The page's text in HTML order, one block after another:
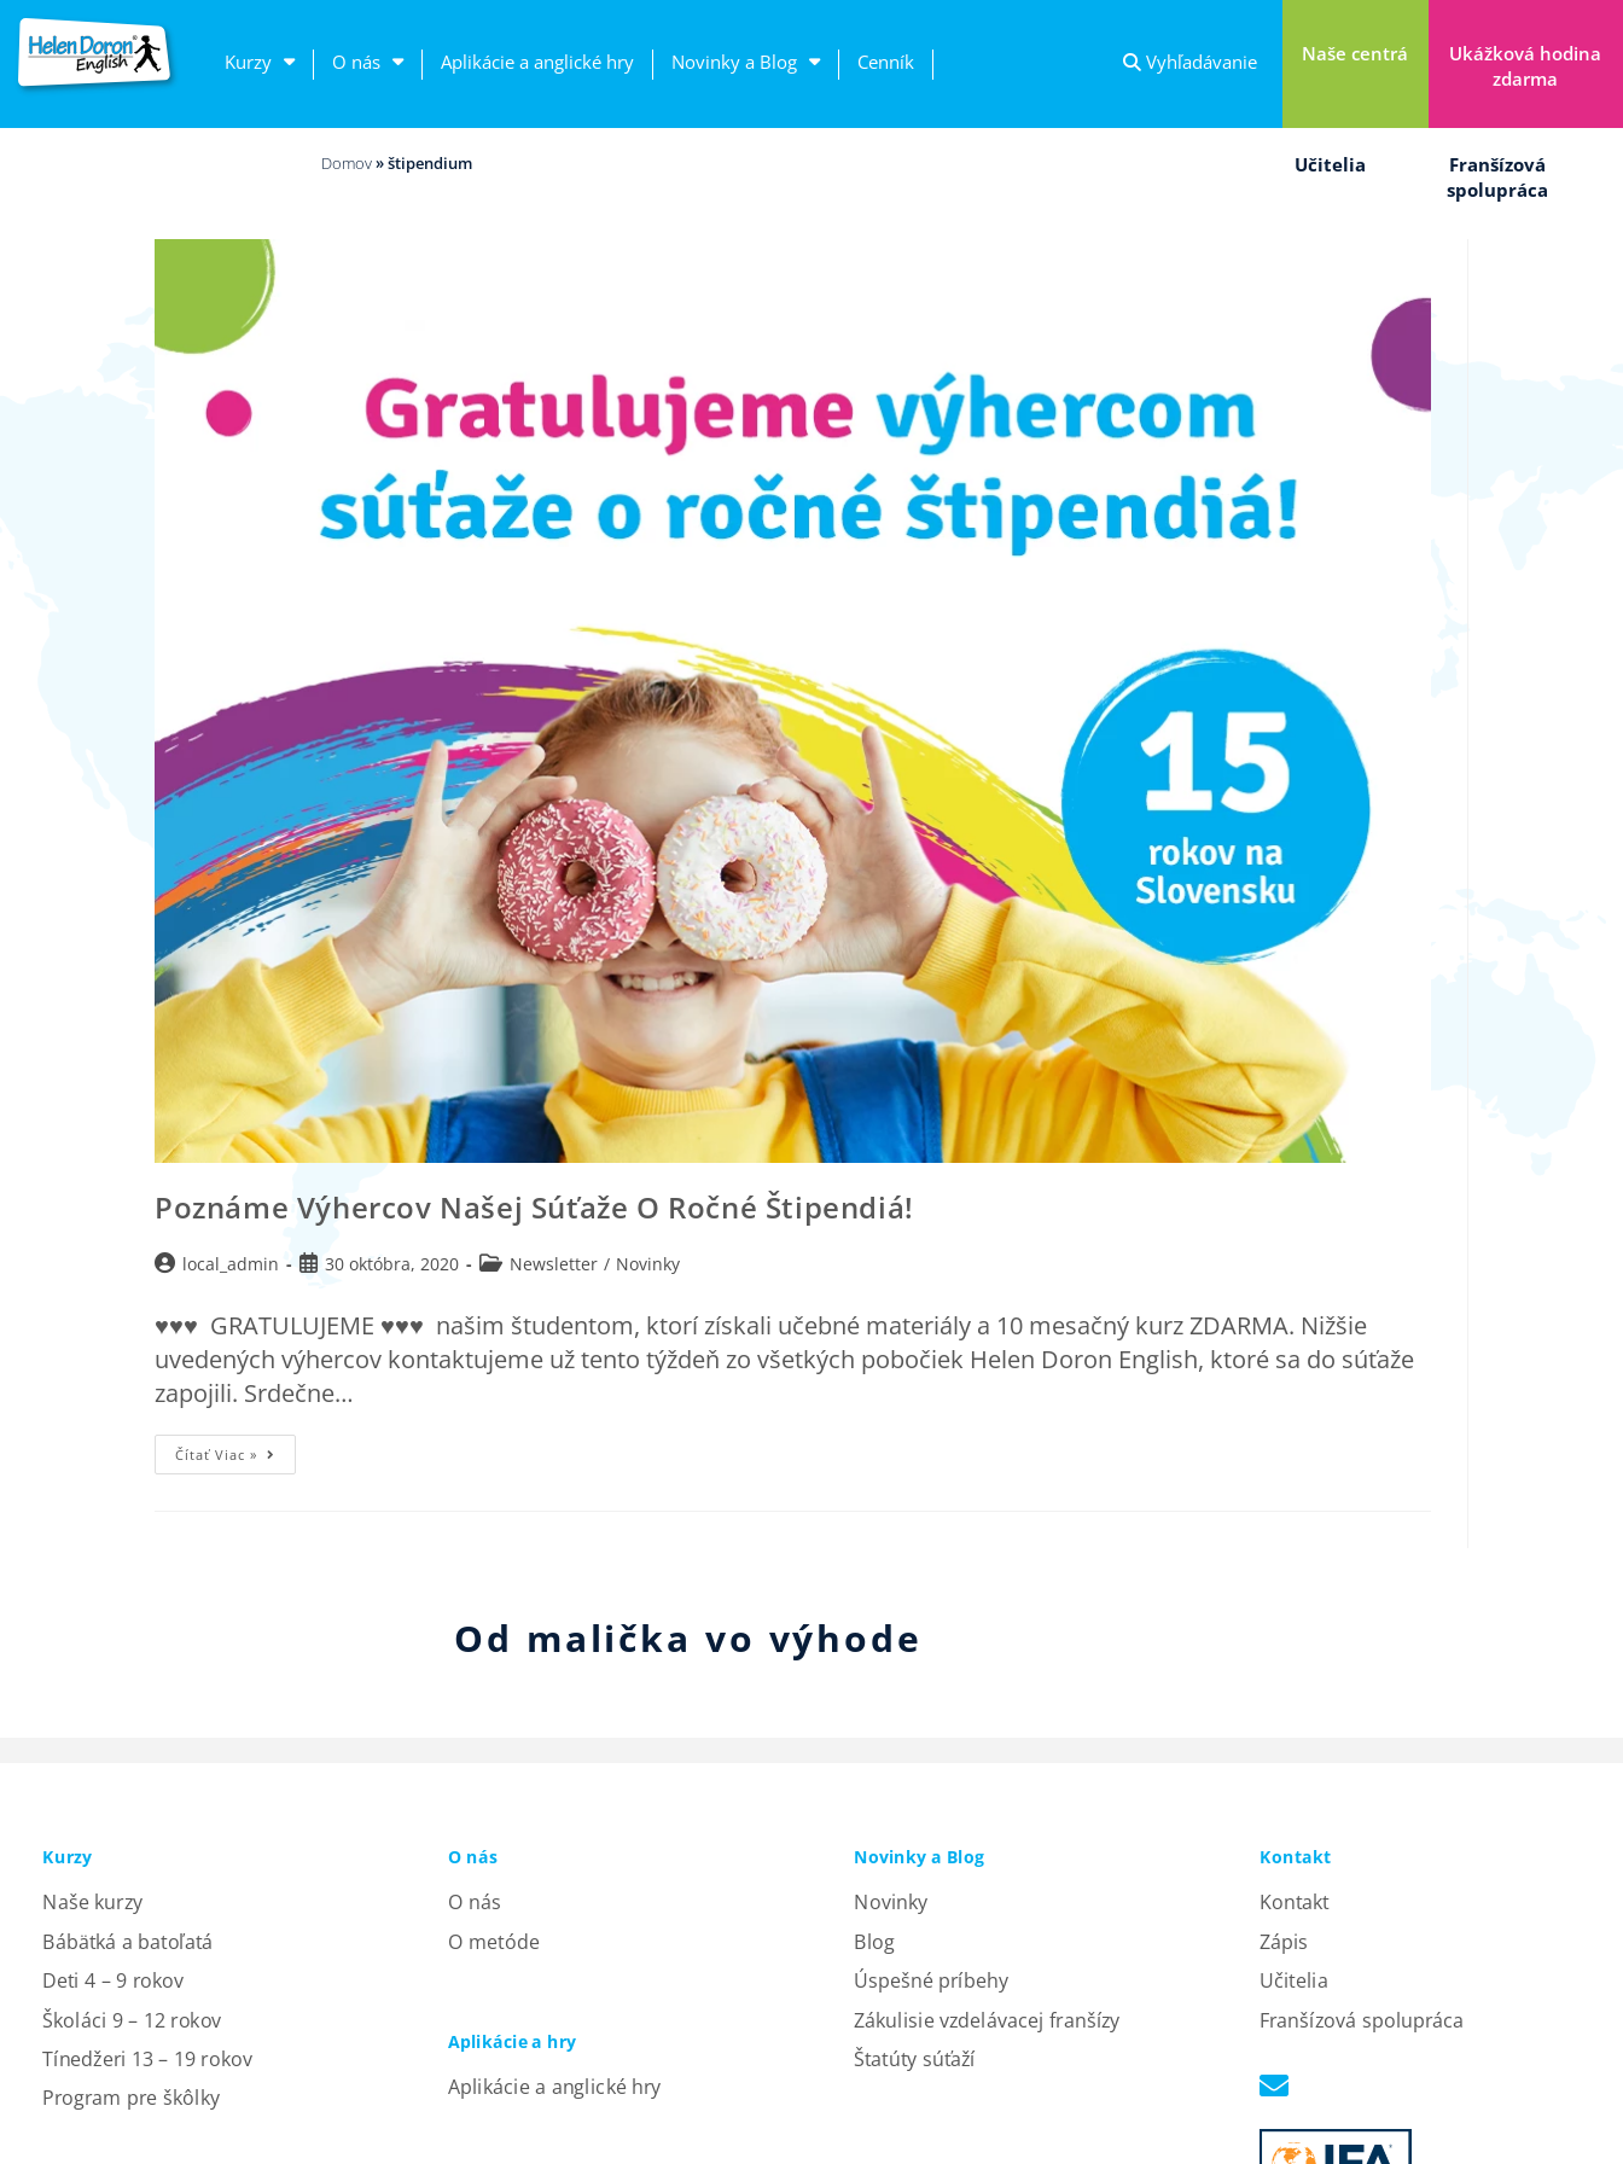
Kurzy O nás Aplikácie a anglické hry Novinky a Blog Cenník Vyhľadávanie Naše centrá
Ukážková hodina
zdarma
Domov»štipendium Učitelia
Franšízová
spolupráca
Poznáme Výhercov Našej Súťaže O Ročné Štipendiá!
local_admin 30 októbra, 2020 Newsletter / Novinky
♥♥♥ GRATULUJEME ♥♥♥ našim študentom, ktorí získali učebné materiály a 10 mesačný kurz ZDARMA. Nižšie
uvedených výhercov kontaktujeme už tento týždeň zo všetkých pobočiek Helen Doron English, ktoré sa do súťaže
zapojili. Srdečne…
Čítať Viac »
Od malička vo výhode
Kurzy
Naše kurzy
Bábätká a batoľatá
Deti 4 – 9 rokov
Školáci 9 – 12 rokov
Tínedžeri 13 – 19 rokov
Program pre škôlky
O nás
O nás
O metóde
Aplikácie a hry
Aplikácie a anglické hry
Novinky a Blog
Novinky
Blog
Úspešné príbehy
Zákulisie vzdelávacej franšízy
Štatúty súťaží
Kontakt
Kontakt
Zápis
Učitelia
Franšízová spolupráca